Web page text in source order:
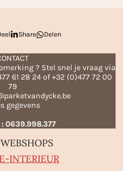
Share Delen
? Stel snel je vraag via
61 28 24 of +32 (0)477 72 00
79
gegevens
: 0639.998.377
INTERIEUR